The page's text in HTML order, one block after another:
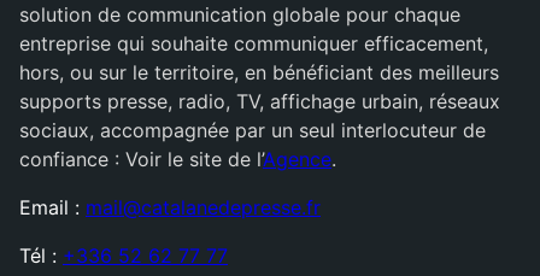
solution de communication globale pour chaque
entreprise qui souhaite communiquer efficacement,
hors, ou sur le territoire, en bénéficiant des meilleurs
supports presse, radio, TV, affichage urbain, réseaux
sociaux, accompagnée par un seul interlocuteur de
confiance : Voir le site de l’Agence.
Email : mail@catalanedepresse.fr
Tél : +336 52 62 77 77